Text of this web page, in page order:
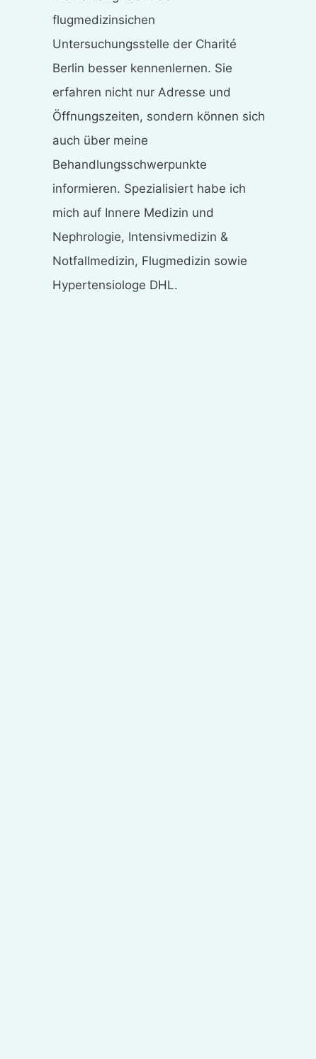
flugmedizinsichen
Untersuchungsstelle der Charité
Berlin besser kennenlernen. Sie
erfahren nicht nur Adresse und
Öffnungszeiten, sondern können sich
auch über meine
Behandlungsschwerpunkte
informieren. Spezialisiert habe ich
mich auf Innere Medizin und
Nephrologie, Intensivmedizin &
Notfallmedizin, Flugmedizin sowie
Hypertensiologe DHL.